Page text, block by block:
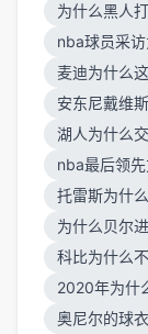
为什么黑人
nba球员采
麦迪为什么
安东尼戴维
湖人为什么
nba最后领
托雷斯为什
为什么贝尔
科比为什么
2020年为什
奥尼尔的球